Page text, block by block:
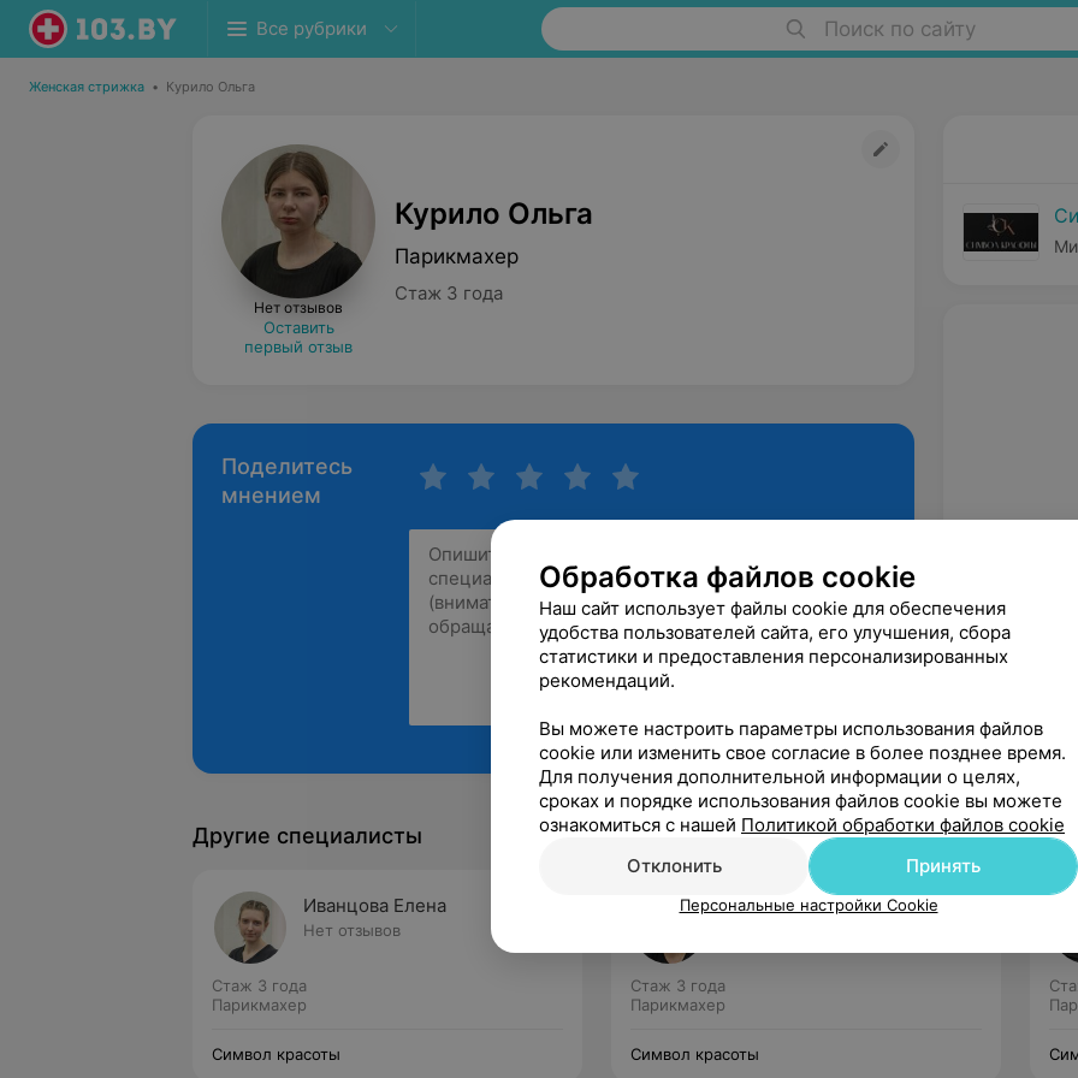
Все рубрики Поиск по сайту
Женская стрижка • Курило Ольга
Нет отзывов
Оставить
первый отзыв
Курило Ольга
Парикмахер
Стаж 3 года
Поделитесь
мнением
Другие специалисты
Иванцова Елена
Нет отзывов
Стаж 3 года
Парикмахер
Символ красоты
Соловей Татьяна
Стаж 3 года
Парикмахер
Символ красоты
Обработка файлов cookie
Наш сайт использует файлы cookie для обеспечения
удобства пользователей сайта, его улучшения, сбора
статистики и предоставления персонализированных
рекомендаций.
Вы можете настроить параметры использования файлов
cookie или изменить свое согласие в более позднее время.
Для получения дополнительной информации о целях,
сроках и порядке использования файлов cookie вы можете
ознакомиться с нашей Политикой обработки файлов cookie
Отклонить
Принять
Персональные настройки Cookie